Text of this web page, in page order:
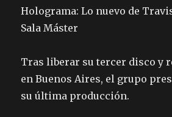
Holograma: Lo nuevo de
Sala Máster
Tras liberar su tercer disco y
en Buenos Aires, el grupo
su última producción.